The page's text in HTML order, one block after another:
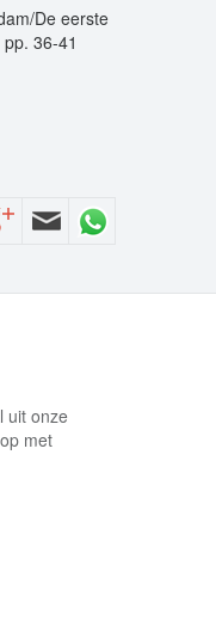
De eerste
36-41
uit onze
met